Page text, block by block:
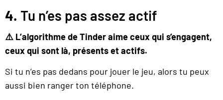
4. Tu n’es pas assez actif
⚠️ L’algorithme de Tinder aime ceux qui s’engagent,
ceux qui sont là, présents et actifs.
Si tu n’es pas dedans pour jouer le jeu, alors tu peux
aussi bien ranger ton téléphone.